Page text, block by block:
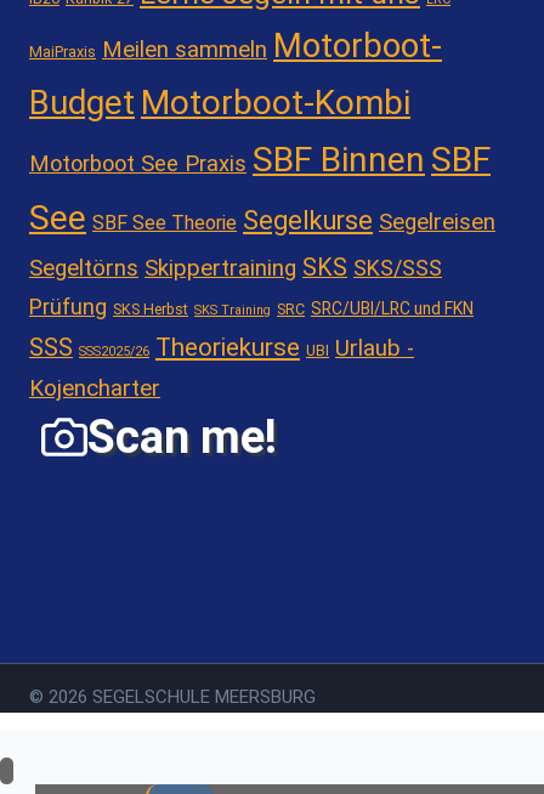
MaiPraxis Meilen sammeln Motorboot-
Budget Motorboot-Kombi
Motorboot See Praxis SBF Binnen SBF
See SBF See Theorie Segelkurse Segelreisen
Segeltörns Skippertraining SKS SKS/SSS
Prüfung SKS Herbst SKS Training SRC SRC/UBI/LRC und FKN
SSS SSS2025/26 Theoriekurse UBI Urlaub -
Kojencharter
Scan me!
© 2026 SEGELSCHULE MEERSBURG